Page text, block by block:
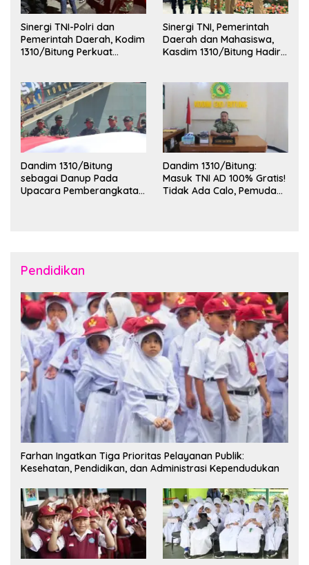
Sinergi TNI-Polri dan
Pemerintah Daerah, Kodim
1310/Bitung Perkuat
Sinergi TNI, Pemerintah
Daerah dan Mahasiswa,
Kasdim 1310/Bitung Hadiri
Kota Bitung
Dandim 1310/Bitung
sebagai Danup Pada
Upacara Pemberangkatan
Dandim 1310/Bitung:
Masuk TNI AD 100% Gratis!
Tidak Ada Calo, Pemuda
Pendidikan
Farhan Ingatkan Tiga Prioritas Pelayanan Publik:
Kesehatan, Pendidikan, dan Administrasi Kependudukan